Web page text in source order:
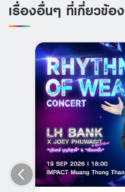
เรื่องอื่นๆ ที่เกี่ยวข้อง